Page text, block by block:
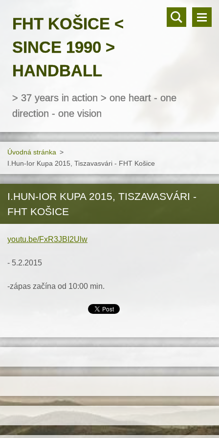
FHT KOŠICE <
SINCE 1990 >
HANDBALL
> 37 years in action > one heart - one
direction - one vision
Úvodná stránka >
I.Hun-Ior Kupa 2015, Tiszavasvári - FHT Košice
I.HUN-IOR KUPA 2015, TISZAVASVÁRI -
FHT KOŠICE
youtu.be/FxR3JBI2Ulw
- 5.2.2015
-zápas začína od 10:00 min.